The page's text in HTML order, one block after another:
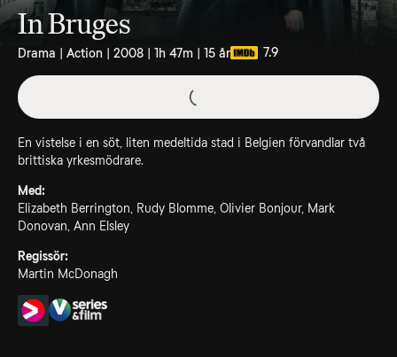
In Bruges
Drama | Action | 2008 | 1h 47m | 15 år 7.9
En vistelse i en söt, liten medeltida stad i Belgien förvandlar två
brittiska yrkesmödrare.
Med:
Elizabeth Berrington, Rudy Blomme, Olivier Bonjour, Mark
Donovan, Ann Elsley
Regissör:
Martin McDonagh